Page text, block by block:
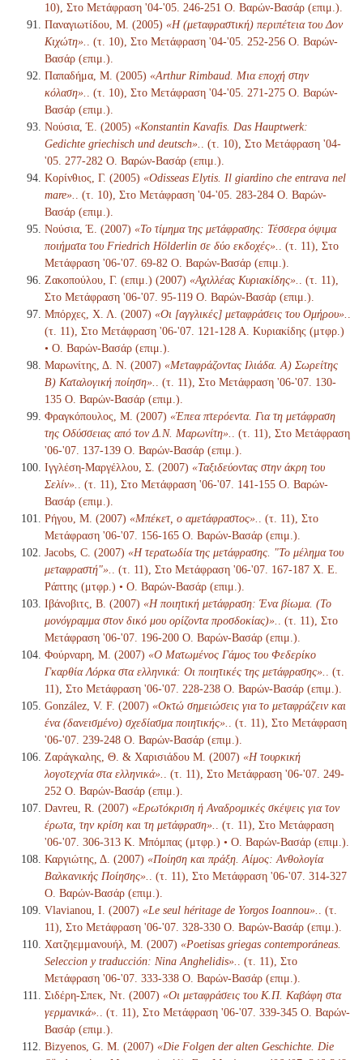
10), Στο Μετάφραση '04-'05. 246-251 Ο. Βαρών-Βασάρ (επιμ.).
Παναγιωτίδου, Μ. (2005) «Η (μεταφραστική) περιπέτεια του Δον
Κιχώτη».
. (τ. 10), Στο Μετάφραση '04-'05. 252-256 Ο. Βαρών-
Βασάρ (επιμ.).
Παπαδήμα, Μ. (2005) «Arthur Rimbaud. Μια εποχή στην
κόλαση».
. (τ. 10), Στο Μετάφραση '04-'05. 271-275 Ο. Βαρών-
Βασάρ (επιμ.).
Νούσια, Έ. (2005) «Konstantin Kavafis. Das Hauptwerk:
Gedichte griechisch und deutsch».
. (τ. 10), Στο Μετάφραση '04-
'05. 277-282 Ο. Βαρών-Βασάρ (επιμ.).
Κορίνθιος, Γ. (2005) «Odisseas Elytis. Il giardino che entrava nel
mare».
. (τ. 10), Στο Μετάφραση '04-'05. 283-284 Ο. Βαρών-
Βασάρ (επιμ.).
Νούσια, Έ. (2007) «Το τίμημα της μετάφρασης: Τέσσερα όψιμα
ποιήματα του Friedrich Hölderlin σε δύο εκδοχές».
. (τ. 11), Στο
Μετάφραση '06-'07. 69-82 Ο. Βαρών-Βασάρ (επιμ.).
Ζακοπούλου, Γ. (επιμ.) (2007) «Αχιλλέας Κυριακίδης».
. (τ. 11),
Στο Μετάφραση '06-'07. 95-119 Ο. Βαρών-Βασάρ (επιμ.).
Μπόρχες, Χ. Λ. (2007) «Οι [αγγλικές] μεταφράσεις του Ομήρου».
(τ. 11), Στο Μετάφραση '06-'07. 121-128 Α. Κυριακίδης (μτφρ.)
• Ο. Βαρών-Βασάρ (επιμ.).
Μαρωνίτης, Δ. Ν. (2007) «Μεταφράζοντας Ιλιάδα. Α) Σωρείτης
Β) Καταλογική ποίηση».
. (τ. 11), Στο Μετάφραση '06-'07. 130-
135 Ο. Βαρών-Βασάρ (επιμ.).
Φραγκόπουλος, Μ. (2007) «Έπεα πτερόεντα. Για τη μετάφραση
της Οδύσσειας από τον Δ.Ν. Μαρωνίτη».
. (τ. 11), Στο Μετάφραση
'06-'07. 137-139 Ο. Βαρών-Βασάρ (επιμ.).
Ιγγλέση-Μαργέλλου, Σ. (2007) «Ταξιδεύοντας στην άκρη του
Σελίν».
. (τ. 11), Στο Μετάφραση '06-'07. 141-155 Ο. Βαρών-
Βασάρ (επιμ.).
Ρήγου, Μ. (2007) «Μπέκετ, ο αμετάφραστος».
. (τ. 11), Στο
Μετάφραση '06-'07. 156-165 Ο. Βαρών-Βασάρ (επιμ.).
Jacobs, C. (2007) «Η τερατωδία της μετάφρασης. "Το μέλημα του
μεταφραστή"».
. (τ. 11), Στο Μετάφραση '06-'07. 167-187 Χ. Ε.
Ράπτης (μτφρ.) • Ο. Βαρών-Βασάρ (επιμ.).
Ιβάνοβιτς, Β. (2007) «Η ποιητική μετάφραση: Ένα βίωμα. (Το
μονόγραμμα στον δικό μου ορίζοντα προσδοκίας)».
. (τ. 11), Στο
Μετάφραση '06-'07. 196-200 Ο. Βαρών-Βασάρ (επιμ.).
Φούρναρη, Μ. (2007) «Ο Ματωμένος Γάμος του Φεδερίκο
Γκαρθία Λόρκα στα ελληνικά: Οι ποιητικές της μετάφρασης».
. (τ.
11), Στο Μετάφραση '06-'07. 228-238 Ο. Βαρών-Βασάρ (επιμ.).
González, V. F. (2007) «Οκτώ σημειώσεις για το μεταφράζειν και
ένα (δανεισμένο) σχεδίασμα ποιητικής».
. (τ. 11), Στο Μετάφραση
'06-'07. 239-248 Ο. Βαρών-Βασάρ (επιμ.).
Ζαράγκαλης, Θ. & Χαρισιάδου Μ. (2007) «Η τουρκική
λογοτεχνία στα ελληνικά».
. (τ. 11), Στο Μετάφραση '06-'07. 249-
252 Ο. Βαρών-Βασάρ (επιμ.).
Davreu, R. (2007) «Ερωτόκριση ή Αναδρομικές σκέψεις για τον
έρωτα, την κρίση και τη μετάφραση».
. (τ. 11), Στο Μετάφραση
'06-'07. 306-313 Κ. Μπόμπας (μτφρ.) • Ο. Βαρών-Βασάρ (επιμ.).
Καργιώτης, Δ. (2007) «Ποίηση και πράξη. Αίμος: Ανθολογία
Βαλκανικής Ποίησης».
. (τ. 11), Στο Μετάφραση '06-'07. 314-327
Ο. Βαρών-Βασάρ (επιμ.).
Vlavianou, I. (2007) «Le seul héritage de Yorgos Ioannou».
. (τ.
11), Στο Μετάφραση '06-'07. 328-330 Ο. Βαρών-Βασάρ (επιμ.).
Χατζηεμμανουήλ, Μ. (2007) «Poetisas griegas contemporáneas.
Seleccion y traducción: Nina Anghelidis».
. (τ. 11), Στο
Μετάφραση '06-'07. 333-338 Ο. Βαρών-Βασάρ (επιμ.).
Σιδέρη-Σπεκ, Ντ. (2007) «Οι μεταφράσεις του Κ.Π. Καβάφη στα
γερμανικά».
. (τ. 11), Στο Μετάφραση '06-'07. 339-345 Ο. Βαρών-
Βασάρ (επιμ.).
Bizyenos, G. M. (2007) «Die Folgen der alten Geschichte. Die